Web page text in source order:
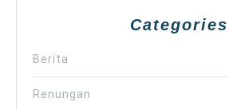
Categories
Berita
Renungan